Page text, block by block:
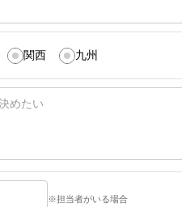
関西 九州
※担当者がいる場合